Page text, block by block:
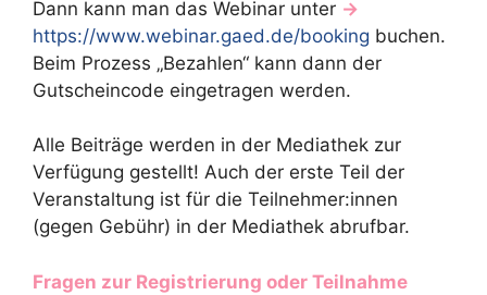
Dann kann man das Webinar unter →
https://www.webinar.gaed.de/booking buchen.
Beim Prozess „Bezahlen“ kann dann der
Gutscheincode eingetragen werden.
Alle Beiträge werden in der Mediathek zur
Verfügung gestellt! Auch der erste Teil der
Veranstaltung ist für die Teilnehmer:innen
(gegen Gebühr) in der Mediathek abrufbar.
Fragen zur Registrierung oder Teilnahme